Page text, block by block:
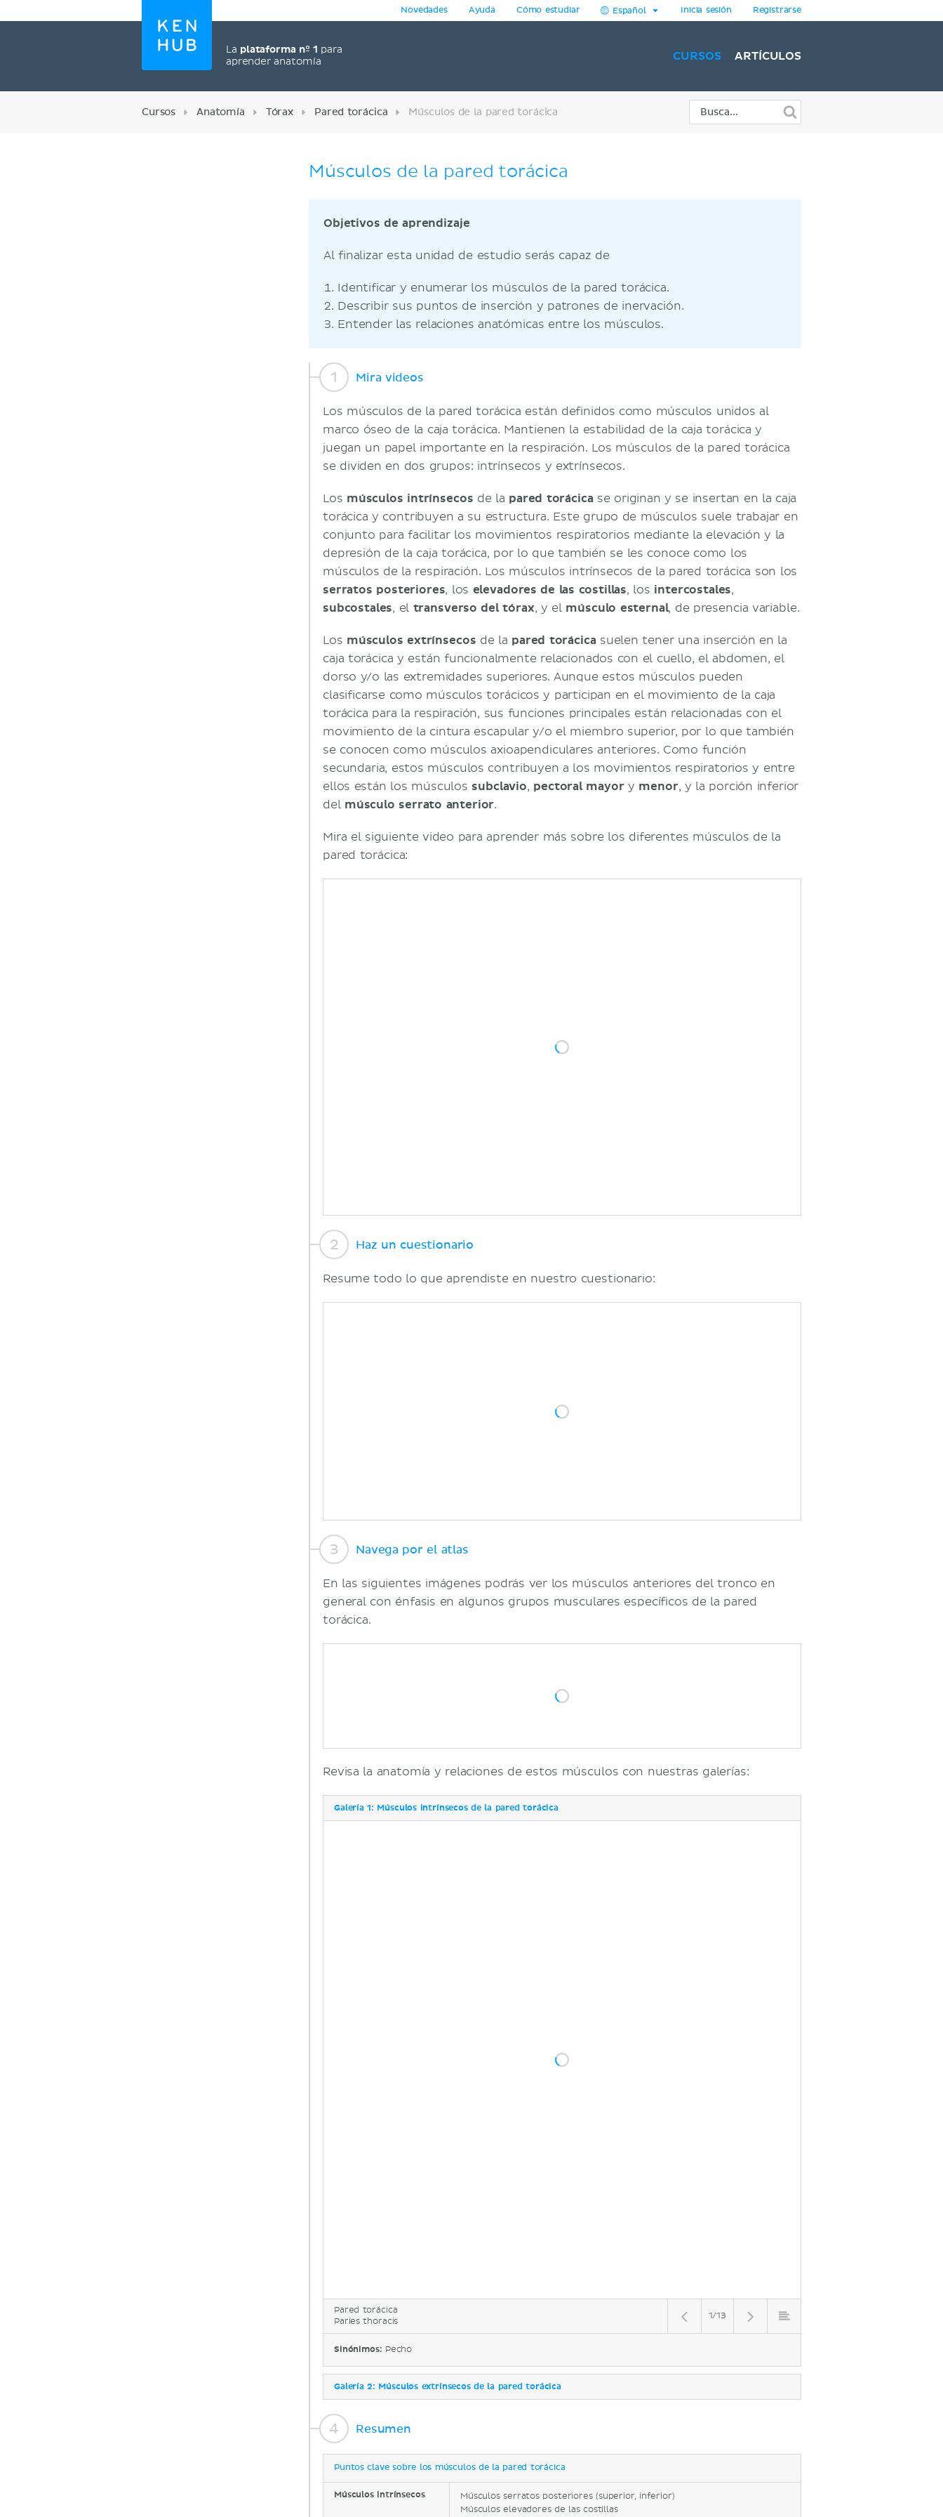
La plataforma nº 1 para
aprender anatomía
Novedades Ayuda Cómo estudiar Español Inicia sesión Registrarse
CURSOS ARTÍCULOS
Cursos Anatomía Tórax Pared torácica Músculos de la pared torácica
Músculos de la pared torácica
Objetivos de aprendizaje
Al finalizar esta unidad de estudio serás capaz de
Identificar y enumerar los músculos de la pared torácica.
Describir sus puntos de inserción y patrones de inervación.
Entender las relaciones anatómicas entre los músculos.
Mira videos
Los músculos de la pared torácica están definidos como músculos unidos al
marco óseo de la caja torácica. Mantienen la estabilidad de la caja torácica y
juegan un papel importante en la respiración. Los músculos de la pared torácica
se dividen en dos grupos: intrínsecos y extrínsecos.
Los músculos intrínsecos de la pared torácica se originan y se insertan en la caja
torácica y contribuyen a su estructura. Este grupo de músculos suele trabajar en
conjunto para facilitar los movimientos respiratorios mediante la elevación y la
depresión de la caja torácica, por lo que también se les conoce como los
músculos de la respiración. Los músculos intrínsecos de la pared torácica son los
serratos posteriores, los elevadores de las costillas, los intercostales,
subcostales, el transverso del tórax, y el músculo esternal, de presencia variable.
Los músculos extrínsecos de la pared torácica suelen tener una inserción en la
caja torácica y están funcionalmente relacionados con el cuello, el abdomen, el
dorso y/o las extremidades superiores. Aunque estos músculos pueden
clasificarse como músculos torácicos y participan en el movimiento de la caja
torácica para la respiración, sus funciones principales están relacionadas con el
movimiento de la cintura escapular y/o el miembro superior, por lo que también
se conocen como músculos axioapendiculares anteriores. Como función
secundaria, estos músculos contribuyen a los movimientos respiratorios y entre
ellos están los músculos subclavio, pectoral mayory menor, y la porción inferior
del músculo serrato anterior.
Mira el siguiente video para aprender más sobre los diferentes músculos de la
pared torácica:
Haz un cuestionario
Resume todo lo que aprendiste en nuestro cuestionario:
Navega por el atlas
En las siguientes imágenes podrás ver los músculos anteriores del tronco en
general con énfasis en algunos grupos musculares específicos de la pared
torácica.
Revisa la anatomía y relaciones de estos músculos con nuestras galerías:
Galería 1: Músculos intrínsecos de la pared torácica
Pared torácica
Paries thoracis
1/13
Sinónimos: Pecho
Galería 2: Músculos extrínsecos de la pared torácica
Resumen
Puntos clave sobre los músculos de la pared torácica
Músculos intrínsecos
Músculos serratos posteriores (superior, inferior)
Músculos elevadores de las costillas